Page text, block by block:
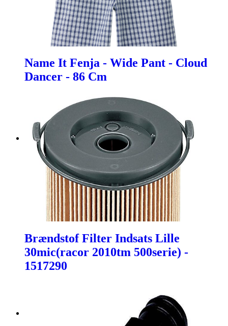
Name It Fenja - Wide Pant - Cloud
Dancer - 86 Cm
Brændstof Filter Indsats Lille
30mic(racor 2010tm 500serie) -
1517290